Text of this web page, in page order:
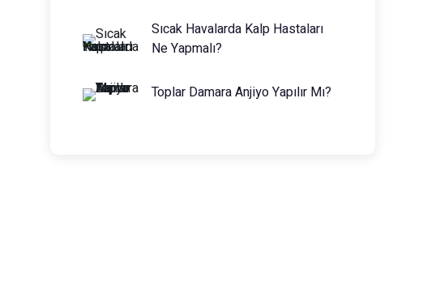
Sıcak Havalarda Kalp Hastaları
Ne Yapmalı?
Toplar Damara Anjiyo Yapılır Mı?